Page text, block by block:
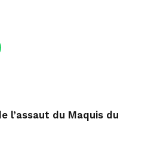
l’assaut du Maquis du